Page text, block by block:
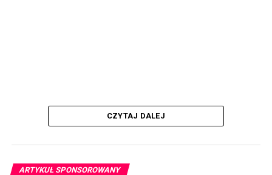
CZYTAJ DALEJ
ARTYKUŁ SPONSOROWANY